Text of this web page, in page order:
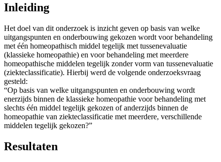
Inleiding
Het doel van dit onderzoek is inzicht geven op basis van welke
uitgangspunten en onderbouwing gekozen wordt voor behandeling
met één homeopathisch middel tegelijk met tussenevaluatie
(klassieke homeopathie) en voor behandeling met meerdere
homeopathische middelen tegelijk zonder vorm van tussenevaluatie
(ziekteclassificatie). Hierbij werd de volgende onderzoeksvraag
gesteld:
“Op basis van welke uitgangspunten en onderbouwing wordt
enerzijds binnen de klassieke homeopathie voor behandeling met
slechts één middel tegelijk gekozen of anderzijds binnen de
homeopathie van ziekteclassificatie met meerdere, verschillende
middelen tegelijk gekozen?”
Resultaten